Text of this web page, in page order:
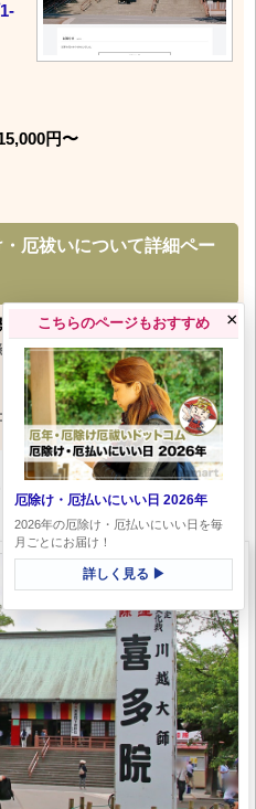
円〜
厄祓いについて詳細ペー
覧ビュー数 [0032564]
け・厄祓いへの関心の高さを表して
ンテンツは無断転載禁止
除け厄払いなどの様子｜実際
こちらのページもおすすめ
厄除け・厄払いにいい日 2026年
2026年の厄除け・厄払いにいい日を毎
月ごとにお届け！
詳しく見る ▶
×